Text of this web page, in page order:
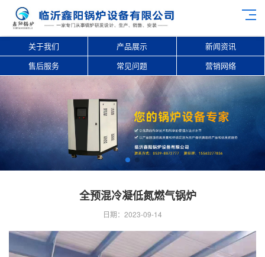
关于我们 产品展示
新闻资讯
售后服务
常见问题 营销网络
全预混冷凝低氮燃气锅炉
日期：2023-09-14